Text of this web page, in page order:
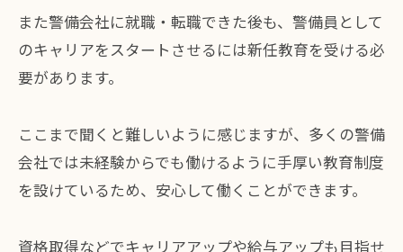
また警備会社に就職・転職できた後も、警備員として
のキャリアをスタートさせるには新任教育を受ける必
要があります。
ここまで聞くと難しいように感じますが、多くの警備
会社では未経験からでも働けるように手厚い教育制度
を設けているため、安心して働くことができます。
資格取得などでキャリアアップや給与アップも目指せ